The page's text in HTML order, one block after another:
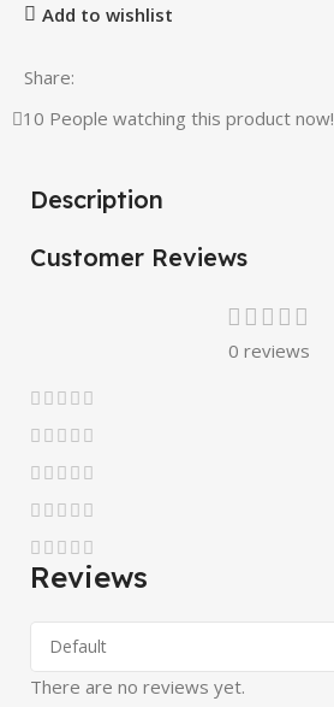
Add to wishlist
Share:
10 People watching this product now!
Description
Customer Reviews
0 reviews
Reviews
There are no reviews yet.